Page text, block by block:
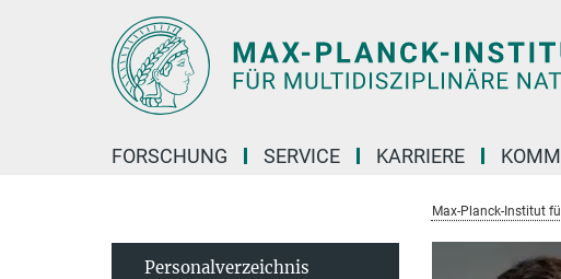
FORSCHUNG SERVICE KARRIERE
Max-Planck-Institut
Personal­verzeichnis